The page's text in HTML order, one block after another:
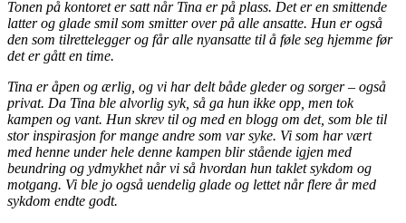
Tonen på kontoret er satt når Tina er på plass. Det er en smittende
latter og glade smil som smitter over på alle ansatte. Hun er også
den som tilrettelegger og får alle nyansatte til å føle seg hjemme før
det er gått en time.
Tina er åpen og ærlig, og vi har delt både gleder og sorger – også
privat. Da Tina ble alvorlig syk, så ga hun ikke opp, men tok
kampen og vant. Hun skrev til og med en blogg om det, som ble til
stor inspirasjon for mange andre som var syke. Vi som har vært
med henne under hele denne kampen blir stående igjen med
beundring og ydmykhet når vi så hvordan hun taklet sykdom og
motgang. Vi ble jo også uendelig glade og lettet når flere år med
sykdom endte godt.